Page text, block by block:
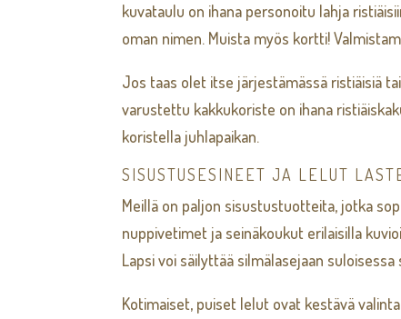
kuvataulu on ihana personoitu lahja
oman nimen. Muista myös kortti!
Jos taas olet itse järjestämässä ristiäisiä
varustettu kakkukoriste on ihana
koristella juhlapaikan.
SISUSTUSESINEET JA LELUT
Meillä on paljon sisustustuotteita, jotka
nuppivetimet ja seinäkoukut erilaisilla
Lapsi voi säilyttää silmälasejaan
Kotimaiset, puiset lelut ovat kestävä